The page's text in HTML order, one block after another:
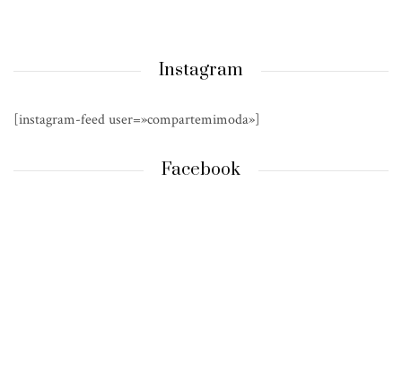
Instagram
[instagram-feed user=»compartemimoda»]
Facebook